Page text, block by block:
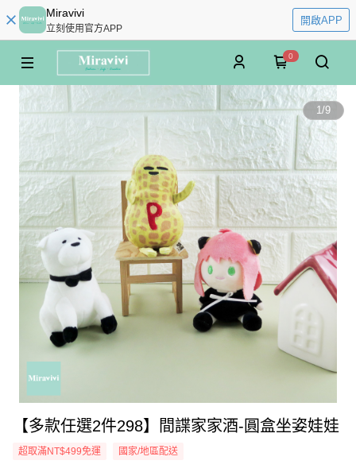
Miravivi
立刻使用官方APP
開啟APP
0
1/9
【多款任選2件298】間諜家家酒-圓盒坐姿娃娃
超取滿NT$499免運 國家/地區配送